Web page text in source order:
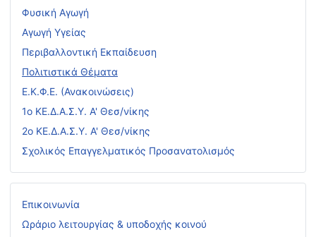
Φυσική Αγωγή
Αγωγή Υγείας
Περιβαλλοντική Εκπαίδευση
Πολιτιστικά Θέματα
Ε.Κ.Φ.Ε. (Ανακοινώσεις)
1ο ΚΕ.Δ.Α.Σ.Υ. Α' Θεσ/νίκης
2ο ΚΕ.Δ.Α.Σ.Υ. Α' Θεσ/νίκης
Σχολικός Επαγγελματικός Προσανατολισμός
Επικοινωνία
Ωράριο λειτουργίας & υποδοχής κοινού